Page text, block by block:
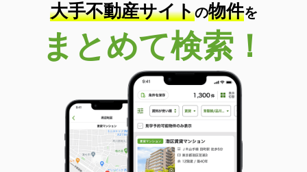
大手不動産サイトの物件を
まとめて検索！